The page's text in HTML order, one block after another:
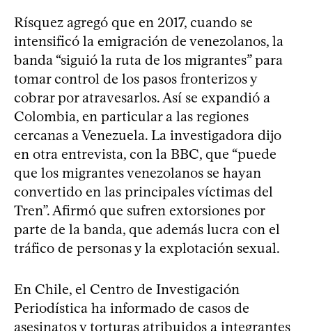
Rísquez agregó que en 2017, cuando se
intensificó la emigración de venezolanos, la
banda “siguió la ruta de los migrantes” para
tomar control de los pasos fronterizos y
cobrar por atravesarlos. Así se expandió a
Colombia, en particular a las regiones
cercanas a Venezuela. La investigadora dijo
en otra entrevista, con la BBC, que “puede
que los migrantes venezolanos se hayan
convertido en las principales víctimas del
Tren”. Afirmó que sufren extorsiones por
parte de la banda, que además lucra con el
tráfico de personas y la explotación sexual.
En Chile, el Centro de Investigación
Periodística ha informado de casos de
asesinatos y torturas atribuidos a integrantes